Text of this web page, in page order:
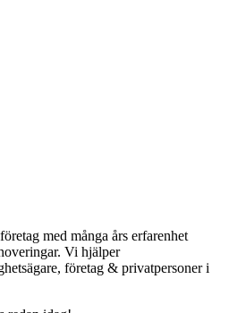
med många års erfarenhet
Vi hjälper
företag & privatpersoner i